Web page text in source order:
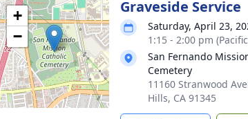
+
−
Graveside Service
Saturday, April 23,
1:15 - 2:00 pm
San Fernando
Cemetery
11160 Stranwood
Hills, CA 91345